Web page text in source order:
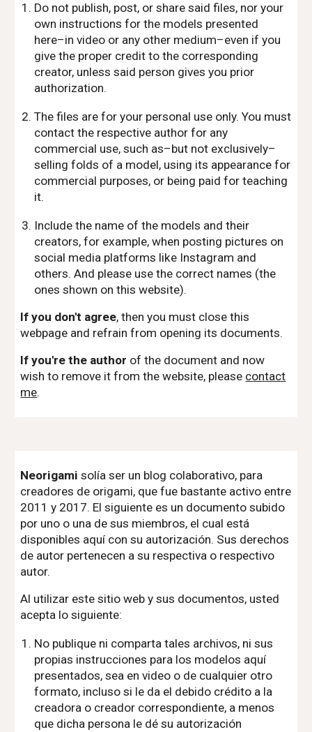
Do not publish, post, or share said files, nor your
own instructions for the models presented
here–in video or any other medium–even if you
give the proper credit to the corresponding
creator, unless said person gives you prior
authorization.
The files are for your personal use only. You must
contact the respective author for any
commercial use, such as–but not exclusively–
selling folds of a model, using its appearance for
commercial purposes, or being paid for teaching
it.
Include the name of the models and their
creators, for example, when posting pictures on
social media platforms like Instagram and
others. And please use the correct names (the
ones shown on this website).
If you don't agree, then you must close this
webpage and refrain from opening its documents.
If you're the author of the document and now
wish to remove it from the website, please contact
me.
Neorigami solía ser un blog colaborativo, para
creadores de origami, que fue bastante activo entre
2011 y 2017. El siguiente es un documento subido
por uno o una de sus miembros, el cual está
disponibles aquí con su autorización. Sus derechos
de autor pertenecen a su respectiva o respectivo
autor.
Al utilizar este sitio web y sus documentos, usted
acepta lo siguiente:
No publique ni comparta tales archivos, ni sus
propias instrucciones para los modelos aquí
presentados, sea en video o de cualquier otro
formato, incluso si le da el debido crédito a la
creadora o creador correspondiente, a menos
que dicha persona le dé su autorización